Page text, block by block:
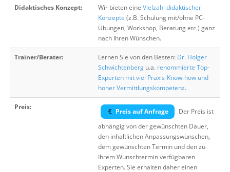
Didaktisches Konzept: Wir bieten eine Vielzahl didaktischer
Konzepte (z.B. Schulung mit/ohne PC-
Übungen, Workshop, Beratung etc.) ganz
nach Ihren Wünschen.
Trainer/Berater: Lernen Sie von den Besten: Dr. Holger
Schwichtenberg u.a. renommierte Top-
Experten mit viel Praxis-Know-how und
hoher Vermittlungskompetenz.
Preis:
Preis auf Anfrage
Der Preis ist
abhängig von der gewünschten Dauer,
den inhaltlichen Anpassungswünschen,
dem gewünschten Termin und den zu
Ihrem Wunschtermin verfügbaren
Experten. Sie erhalten daher einen